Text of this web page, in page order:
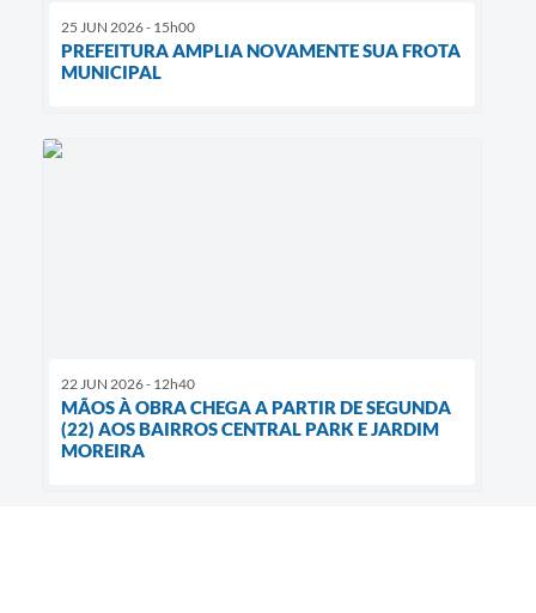
25 JUN 2026 - 15h00
PREFEITURA AMPLIA NOVAMENTE SUA FROTA
MUNICIPAL
22 JUN 2026 - 12h40
MÃOS À OBRA CHEGA A PARTIR DE SEGUNDA
(22) AOS BAIRROS CENTRAL PARK E JARDIM
MOREIRA